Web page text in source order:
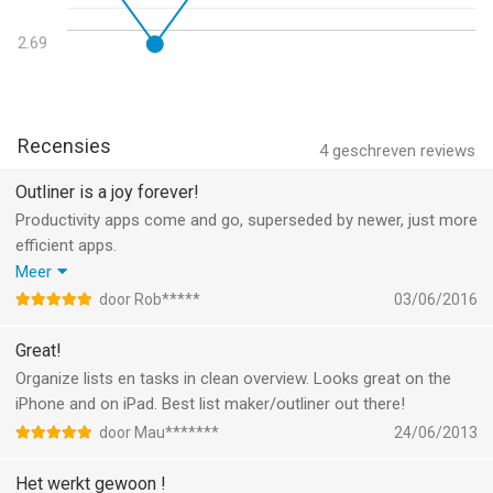
• iOS 26 support and adoption of liquid glass
• Minor bug fixes
Version 3.16
• Minor bug fixes
• iOS 17 support
Version 3.15
• Fixed Dropbox integration
• Show a warning when unlinking Dropbox/OneDrive if there are
unsynced outlines
2.69
4geschreven reviews
Recensies
Outliner is a joy forever!
Productivity apps come and go, superseded by newer, just more
efficient apps.
Outliner however is a firm stayer, offering a versatile, timeless
looking database structure that syncs perfectly well on all
(My experience on iPad, iPhone and PC: almost 5 years.)
Meer
door Rob***** 03/06/2016
Great!
Organize lists en tasks in clean overview. Looks great on the
iPhone and on iPad. Best list maker/outliner out there!
door Mau******* 24/06/2013
Het werkt gewoon !